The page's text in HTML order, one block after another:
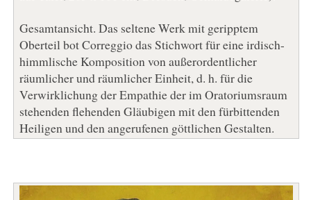
Gesamtansicht. Das seltene Werk mit geripptem
Oberteil bot Correggio das Stichwort für eine irdisch-
himmlische Komposition von außerordentlicher
räumlicher und räumlicher Einheit, d. h. für die
Verwirklichung der Empathie der im Oratoriumsraum
stehenden flehenden Gläubigen mit den fürbittenden
Heiligen und den angerufenen göttlichen Gestalten.